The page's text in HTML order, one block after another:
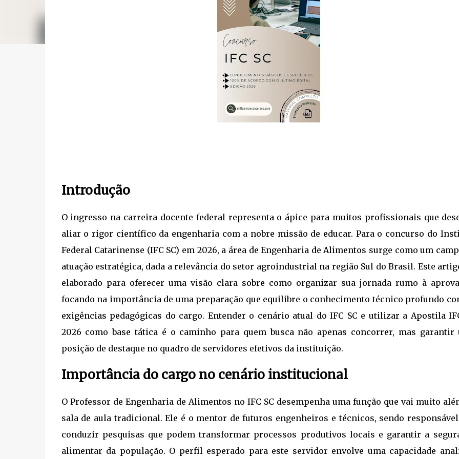
Introdução
O ingresso na carreira docente federal representa o ápice para muitos profissionais que
aliar o rigor científico da engenharia com a nobre missão de educar. Para o concurso do
Federal Catarinense (IFC SC) em 2026, a área de Engenharia de Alimentos surge como um
atuação estratégica, dada a relevância do setor agroindustrial na região Sul do Brasil. Este
elaborado para oferecer uma visão clara sobre como organizar sua jornada rumo à
focando na importância de uma preparação que equilibre o conhecimento técnico profundo
exigências pedagógicas do cargo. Entender o cenário atual do IFC SC e utilizar a Apostila
2026 como base tática é o caminho para quem busca não apenas concorrer, mas garantir
posição de destaque no quadro de servidores efetivos da instituição.
Importância do cargo no cenário institucional
O Professor de Engenharia de Alimentos no IFC SC desempenha uma função que vai muito
sala de aula tradicional. Ele é o mentor de futuros engenheiros e técnicos, sendo
conduzir pesquisas que podem transformar processos produtivos locais e garantir a
alimentar da população. O perfil esperado para este servidor envolve uma capacidade